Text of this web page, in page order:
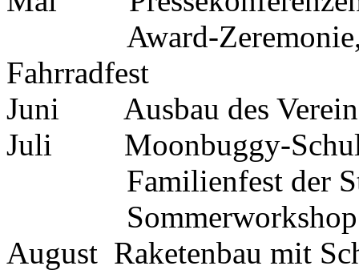
Award-Zeremonie,
Fahrradfest
Juni Ausbau des
Juli Moonbuggy-
Familienfest der
Sommerworkshop
August Raketenbau mit